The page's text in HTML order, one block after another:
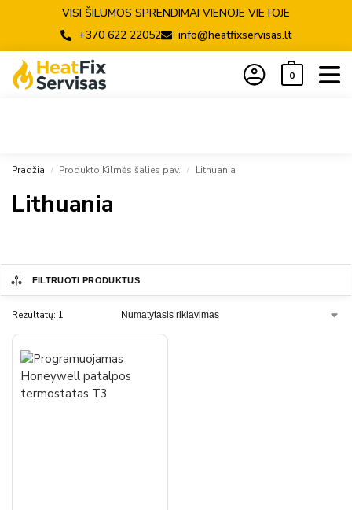
VISI ŠILUMOS SPRENDIMAI VIENOJE VIETOJE
+370 622 22052
info@heatfixservisas.lt
0
Pradžia / Produkto Kilmės šalies pav. / Lithuania
Lithuania
FILTRUOTI PRODUKTUS
Rezultatų: 1